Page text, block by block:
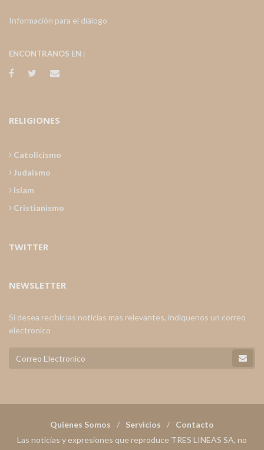
Información para el diálogo
ENCONTRANOS EN :
RELIGIONES
Catolicismo
Judaismo
Islam
Cristianismo
TWITTER
NEWSLETTER
Si desea recibir las noticias mas relevantes, indiquenos un correo
electronico
Quienes Somos Servicios
Contacto
Las noticias y expresiones que reproduce TRES LINEAS SA, no